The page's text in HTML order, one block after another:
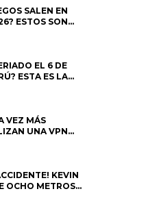
SALEN EN
ESTOS SON
ESPERADOS
EL 6 DE
ESTA ES LA
VEZ MÁS
UNA VPN
SU
KEVIN
OCHO METROS
Y GENERA